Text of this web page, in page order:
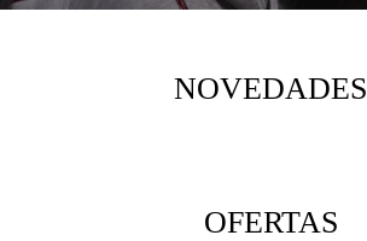
NOVEDADES
OFERTAS